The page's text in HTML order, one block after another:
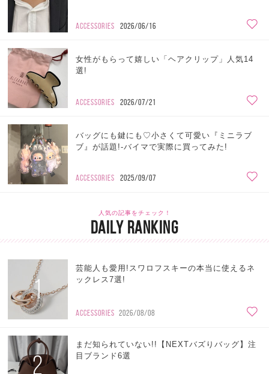
ACCESSORIES 2026/06/16
女性がもらって嬉しい「ヘアクリップ」人気14
選!
ACCESSORIES 2026/07/21
バッグにも鍵にも♡小さくて可愛い『ミニラブ
ブ』が話題!-バイマで実際に買ってみた!
ACCESSORIES 2025/09/07
人気の記事をチェック！
DAILY RANKING
1
芸能人も愛用!スワロフスキーの本当に使えるネ
ックレス7選!
ACCESSORIES 2026/08/08
2
まだ知られていない!!【NEXTバズりバッグ】注
目ブランド6選